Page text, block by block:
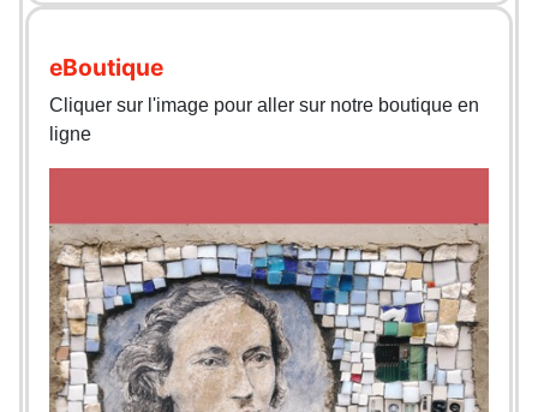
eBoutique
Cliquer sur l'image pour aller sur notre boutique en
ligne